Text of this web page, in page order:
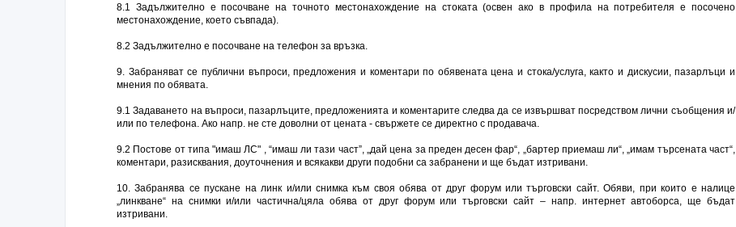
8.1 Задължително е посочване на точното местонахождение на стоката (освен ако в профила на потребителя е посочено
местонахождение, което съвпада).
8.2 Задължително е посочване на телефон за връзка.
9. Забраняват се публични въпроси, предложения и коментари по обявената цена и стока/услуга, както и дискусии, пазарлъци и
мнения по обявата.
9.1 Задаването на въпроси, пазарлъците, предложенията и коментарите следва да се извършват посредством лични съобщения и/
или по телефона. Ако напр. не сте доволни от цената - свържете се директно с продавача.
9.2 Постове от типа "имаш ЛС" , “имаш ли тази част”, „дай цена за преден десен фар“, „бартер приемаш ли“, „имам търсената част“,
коментари, разисквания, доуточнения и всякакви други подобни са забранени и ще бъдат изтривани.
10. Забранява се пускане на линк и/или снимка към своя обява от друг форум или търговски сайт. Обяви, при които е налице
„линкване“ на снимки и/или частична/цяла обява от друг форум или търговски сайт – напр. интернет автоборса, ще бъдат
изтривани.